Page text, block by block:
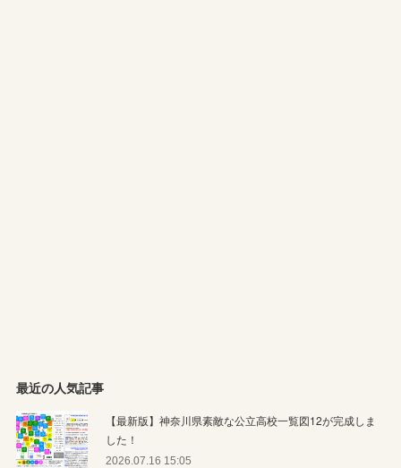
最近の人気記事
【最新版】神奈川県素敵な公立高校一覧図12が完成しま
した！
2026.07.16 15:05